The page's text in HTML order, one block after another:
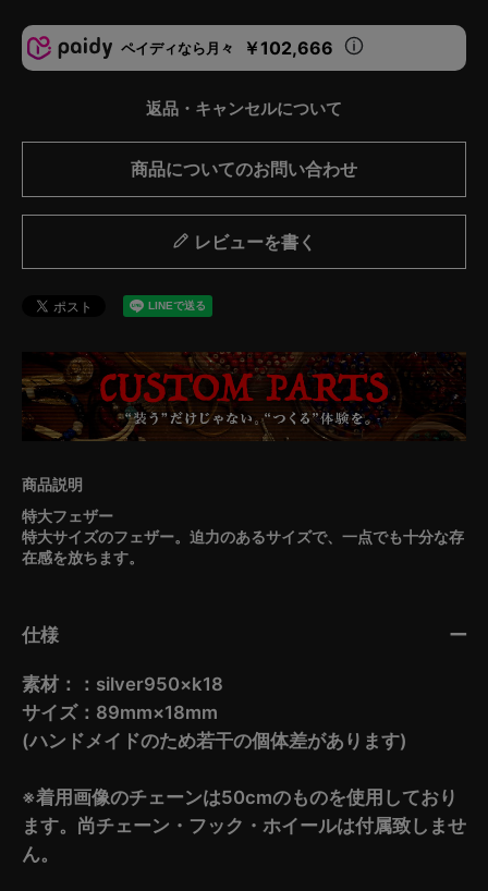
ペイディなら月々 ￥102,666
返品・キャンセルについて
商品についてのお問い合わせ
レビューを書く
特大フェザー
特大サイズのフェザー。迫力のあるサイズで、一点でも十分な存
在感を放ちます。
仕様
素材：：silver950×k18
サイズ：89mm×18mm
(ハンドメイドのため若干の個体差があります)
※着用画像のチェーンは50cmのものを使用しており
ます。尚チェーン・フック・ホイールは付属致しませ
ん。